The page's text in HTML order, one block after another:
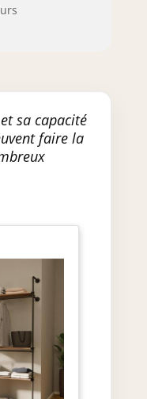
sa capacité
faire la